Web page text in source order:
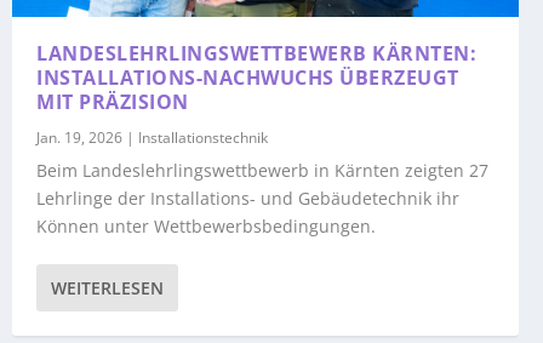
LANDESLEHRLINGSWETTBEWERB KÄRNTEN:
INSTALLATIONS-NACHWUCHS ÜBERZEUGT
MIT PRÄZISION
Jan. 19, 2026 | Installationstechnik
Beim Landeslehrlingswettbewerb in Kärnten zeigten 27
Lehrlinge der Installations- und Gebäudetechnik ihr
Können unter Wettbewerbsbedingungen.
WEITERLESEN